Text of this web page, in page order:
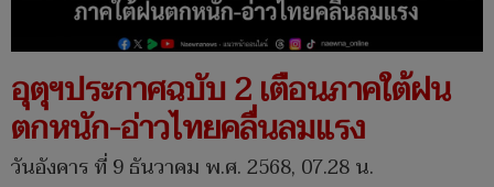
อุตุฯประกาศฉบับ 2 เตือนภาคใต้ฝน
ตกหนัก-อ่าวไทยคลื่นลมแรง
วันอังคาร ที่ 9 ธันวาคม พ.ศ. 2568, 07.28 น.